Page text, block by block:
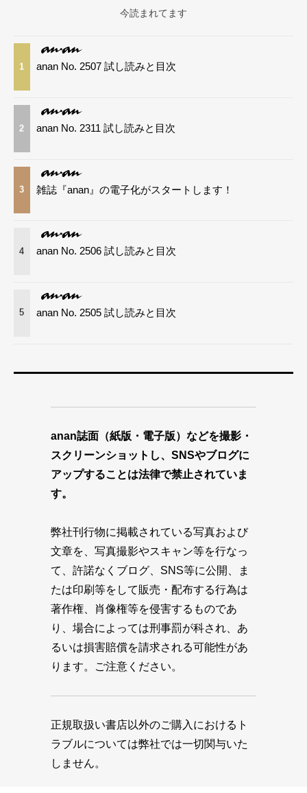
今読まれてます
1 anan No. 2507 試し読みと目次
2 anan No. 2311 試し読みと目次
3 雑誌『anan』の電子化がスタートします！
4 anan No. 2506 試し読みと目次
5 anan No. 2505 試し読みと目次
anan誌面（紙版・電子版）などを撮影・
スクリーンショットし、SNSやブログに
アップすることは法律で禁止されていま
す。
弊社刊行物に掲載されている写真および
文章を、写真撮影やスキャン等を行なっ
て、許諾なくブログ、SNS等に公開、ま
たは印刷等をして販売・配布する行為は
著作権、肖像権等を侵害するものであ
り、場合によっては刑事罰が科され、あ
るいは損害賠償を請求される可能性があ
ります。ご注意ください。
正規取扱い書店以外のご購入におけるト
ラブルについては弊社では一切関与いた
しません。